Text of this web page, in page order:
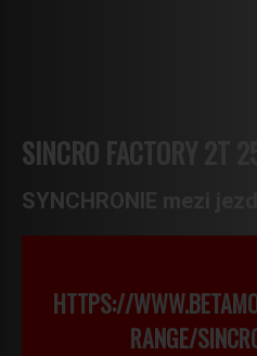
SINCRO FACTORY 2T
SYNCHRONIE mezi
HTTPS://
RANGE/